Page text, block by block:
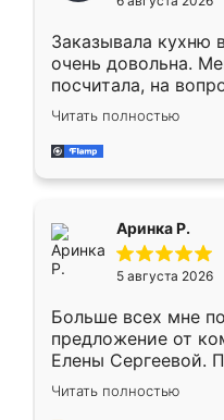
мебели буду
Заказывала кухню
очень довольна.
посчитала, на
Замерщик приехал
делу со всей
за день, ребята
Читать полностью
Аринка Р.
5 августа 2026
Больше всех мне
предложение от
Елены Сергеевой.
короткие сроки
для замера
Читать полностью